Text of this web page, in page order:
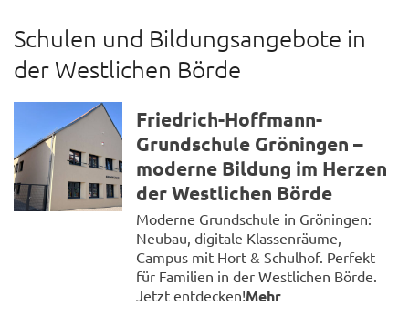
Schulen und Bildungsangebote in
der Westlichen Börde
Friedrich-Hoffmann-
Grundschule Gröningen –
moderne Bildung im Herzen
der Westlichen Börde
Moderne Grundschule in Gröningen:
Neubau, digitale Klassenräume,
Campus mit Hort & Schulhof. Perfekt
für Familien in der Westlichen Börde.
Jetzt entdecken!Mehr